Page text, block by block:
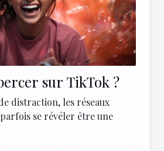
sur TikTok ?
distraction, les réseaux
se révéler être une